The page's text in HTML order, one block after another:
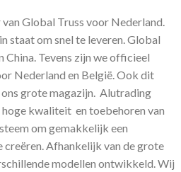
Global Truss voor Nederland.
staat om snel te leveren. Global
Tevens zijn we officieel
Nederland en België. Ook dit
ons grote magazijn. Alutrading
kwaliteit en toebehoren van
om gemakkelijk een
creëren. Afhankelijk van de grote
modellen ontwikkeld. Wij